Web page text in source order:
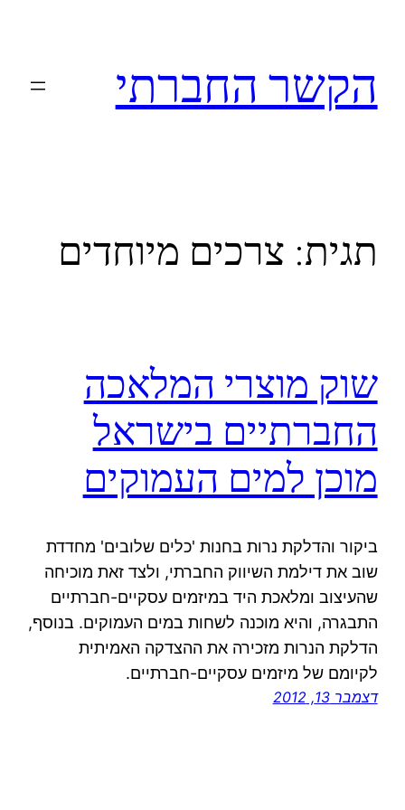
הקשר החברתי
תגית: צרכים מיוחדים
שוק מוצרי המלאכה
החברתיים בישראל
מוכן למים העמוקים
ביקור והדלקת נרות בחנות 'כלים שלובים' מחדדת
שוב את דילמת השיווק החברתי, ולצד זאת מוכיחה
שהעיצוב ומלאכת היד במיזמים עסקיים-חברתיים
התבגרה, והיא מוכנה לשחות במים העמוקים. בנוסף,
הדלקת הנרות מזכירה את ההצדקה האמיתית
לקיומם של מיזמים עסקיים-חברתיים.
דצמבר 13, 2012